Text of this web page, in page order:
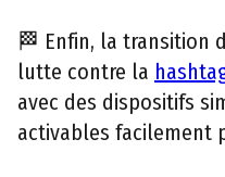
🏁 Enfin, la transition
lutte contre la
avec des dispositifs
activables facilement